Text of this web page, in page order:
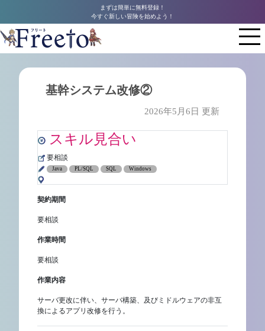
まずは簡単に無料登録！
今すぐ新しい冒険を始めよう！
基幹システム改修②
2026年5月6日 更新
スキル見合い
要相談
Java PL/SQL SQL Windows
契約期間
要相談
作業時間
要相談
作業内容
サーバ更改に伴い、サーバ構築、及びミドルウェアの非互
換によるアプリ改修を行う。